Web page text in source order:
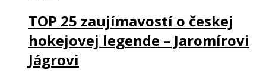
TOP 25 zaujímavostí o českej
hokejovej legende – Jaromírovi
Jágrovi